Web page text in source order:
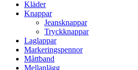
Kläder
Knappar
Jeansknappar
Tryckknappar
Laglappar
Markeringspennor
Måttband
Mellanlägg